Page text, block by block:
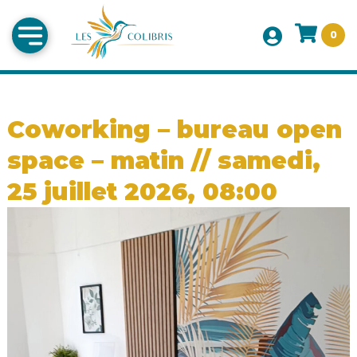
0
Coworking – bureau open
space – matin // samedi,
25 juillet 2026, 08:00